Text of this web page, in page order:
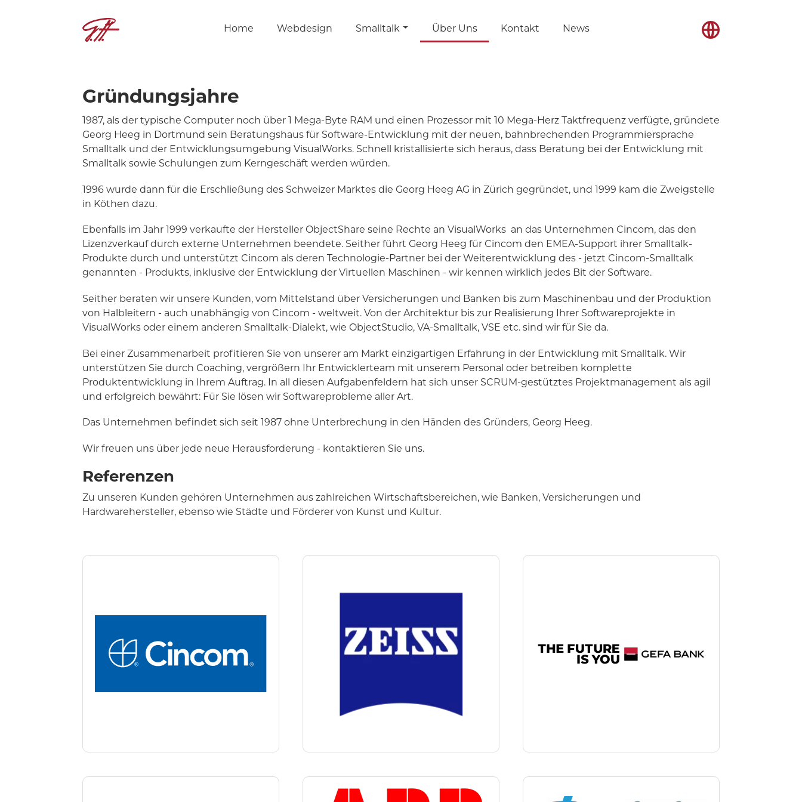
Home Webdesign Smalltalk Über Uns Kontakt News
Gründungsjahre
1987, als der typische Computer noch über 1 Mega-Byte RAM und einen Prozessor mit 10 Mega-Herz Taktfrequenz verfügte, gründete
Georg Heeg in Dortmund sein Beratungshaus für Software-Entwicklung mit der neuen, bahnbrechenden Programmiersprache
Smalltalk und der Entwicklungsumgebung VisualWorks. Schnell kristallisierte sich heraus, dass Beratung bei der Entwicklung mit
Smalltalk sowie Schulungen zum Kerngeschäft werden würden.
1996 wurde dann für die Erschließung des Schweizer Marktes die Georg Heeg AG in Zürich gegründet, und 1999 kam die Zweigstelle
in Köthen dazu.
Ebenfalls im Jahr 1999 verkaufte der Hersteller ObjectShare seine Rechte an VisualWorks an das Unternehmen Cincom, das den
Lizenzverkauf durch externe Unternehmen beendete. Seither führt Georg Heeg für Cincom den EMEA-Support ihrer Smalltalk-
Produkte durch und unterstützt Cincom als deren Technologie-Partner bei der Weiterentwicklung des - jetzt Cincom-Smalltalk
genannten - Produkts, inklusive der Entwicklung der Virtuellen Maschinen - wir kennen wirklich jedes Bit der Software.
Seither beraten wir unsere Kunden, vom Mittelstand über Versicherungen und Banken bis zum Maschinenbau und der Produktion
von Halbleitern - auch unabhängig von Cincom - weltweit. Von der Architektur bis zur Realisierung Ihrer Softwareprojekte in
VisualWorks oder einem anderen Smalltalk-Dialekt, wie ObjectStudio, VA-Smalltalk, VSE etc. sind wir für Sie da.
Bei einer Zusammenarbeit profitieren Sie von unserer am Markt einzigartigen Erfahrung in der Entwicklung mit Smalltalk. Wir
unterstützen Sie durch Coaching, vergrößern Ihr Entwicklerteam mit unserem Personal oder betreiben komplette
Produktentwicklung in Ihrem Auftrag. In all diesen Aufgabenfeldern hat sich unser SCRUM-gestütztes Projektmanagement als agil
und erfolgreich bewährt: Für Sie lösen wir Softwareprobleme aller Art.
Das Unternehmen befindet sich seit 1987 ohne Unterbrechung in den Händen des Gründers, Georg Heeg.
Wir freuen uns über jede neue Herausforderung - kontaktieren Sie uns.
Referenzen
Zu unseren Kunden gehören Unternehmen aus zahlreichen Wirtschaftsbereichen, wie Banken, Versicherungen und
Hardwarehersteller, ebenso wie Städte und Förderer von Kunst und Kultur.